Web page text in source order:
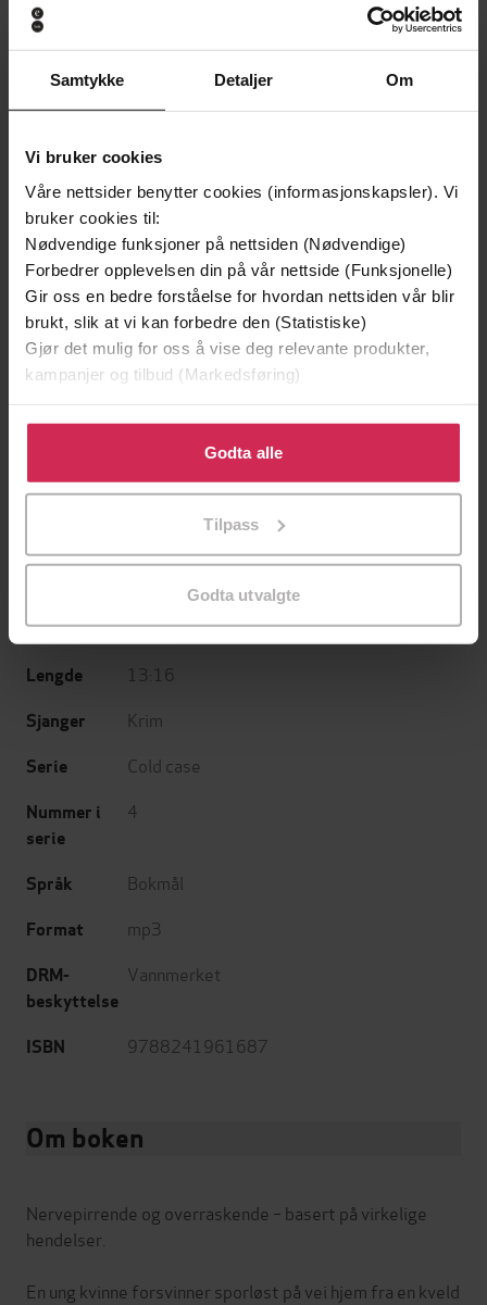
Samtykke Detaljer Om
Vi bruker cookies
Våre nettsider benytter cookies (informasjonskapsler). Vi
bruker cookies til:
Nødvendige funksjoner på nettsiden (Nødvendige)
Forbedrer opplevelsen din på vår nettside (Funksjonelle)
Gir oss en bedre forståelse for hvordan nettsiden vår blir
brukt, slik at vi kan forbedre den (Statistiske)
Gjør det mulig for oss å vise deg relevante produkter,
kampanjer og tilbud (Markedsføring)
Klikk på «Godta alle» for å gi oss ditt samtykke til å
bruke cookies for alle disse formålene. Du kan også
tilpasse ditt samtykke til spesifikke formål ved å klikke
Godta alle
Tilpass
Godta utvalgte
299,-
Minnesota
Jo Nesbø
Døde sjeler synger ikke
Tina Frennstedt
(oversetter),Mai Elise Solberg
Utgitt 26.01.2024
Lengde 13:16
Sjanger Krim
Serie Cold case
Nummer i
serie
4
Språk Bokmål
Format mp3
DRM-
beskyttelse
Vannmerket
ISBN 9788241961687
Om boken
Nervepirrende og overraskende – basert på virkelige
hendelser.
En ung kvinne forsvinner sporløst på vei hjem fra en kveld